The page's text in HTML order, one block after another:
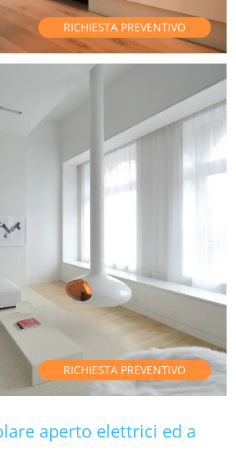
RICHIESTA PREVENTIVO
RICHIESTA PREVENTIVO
aperto elettrici ed a